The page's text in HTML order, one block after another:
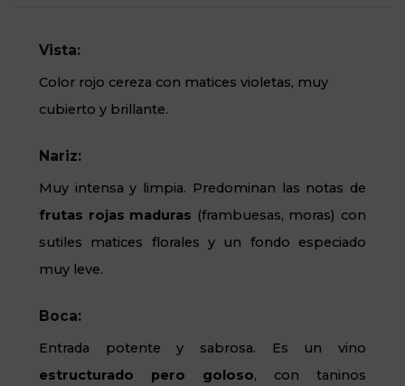
Vista:
Color rojo cereza con matices violetas, muy
cubierto y brillante.
Nariz:
Muy intensa y limpia. Predominan las notas de
frutas rojas maduras (frambuesas, moras) con
sutiles matices florales y un fondo especiado
muy leve.
Boca:
Entrada potente y sabrosa. Es un vino
estructurado pero goloso, con taninos